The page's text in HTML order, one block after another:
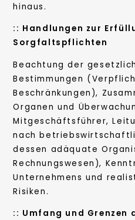
hinaus.
:: Handlungen zur
Sorgfaltspflichten
Beachtung der
Bestimmungen
Beschränkungen),
Organen und
Mitgeschäftsführer,
nach
dessen adäquate
Rechnungswesen),
Unternehmens und
Risiken.
:: Umfang und Grenzen